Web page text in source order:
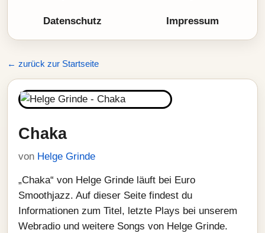
Datenschutz Impressum
← zurück zur Startseite
Chaka
von Helge Grinde
„Chaka“ von Helge Grinde läuft bei Euro
Smoothjazz. Auf dieser Seite findest du
Informationen zum Titel, letzte Plays bei unserem
Webradio und weitere Songs von Helge Grinde.